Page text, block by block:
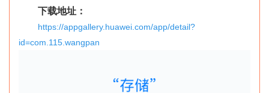
下载地址：
https://appgallery.huawei.com/app/detail?
id=com.115.wangpan